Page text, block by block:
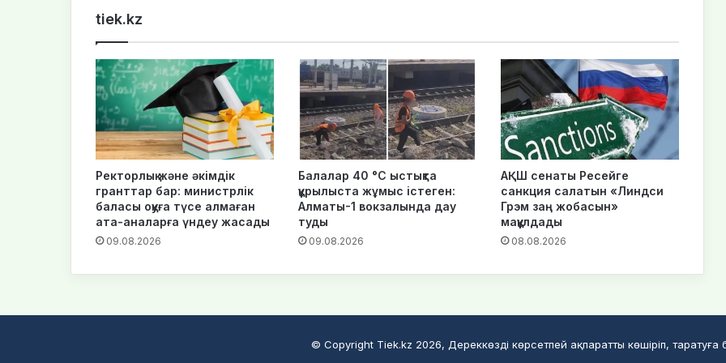
tiek.kz
Ректорлық және әкімдік
гранттар бар: министрлік
баласы оқуға түсе алмаған
ата-аналарға үндеу жасады
09.08.2026
Балалар 40 °C ыстықта
құрылыста жұмыс істеген:
Алматы-1 вокзалында дау
туды
09.08.2026
АҚШ сенаты Ресейге
санкция салатын «Линдси
Грэм заң жобасын»
мақұлдады
08.08.2026
© Copyright Tiek.kz 2026, Дереккөзді көрсетпей ақпаратты көшіріп, таратуға